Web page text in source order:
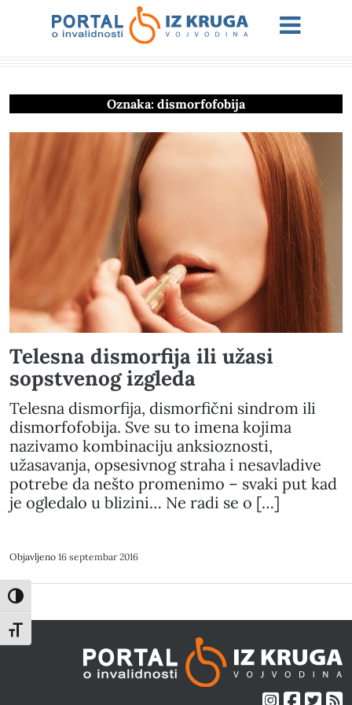
Toggle High Contrast
Toggle Font size
Oznaka: dismorfofobija
Telesna dismorfija ili užasi
sopstvenog izgleda
Telesna dismorfija, dismorfični sindrom ili
dismorfofobija. Sve su to imena kojima
nazivamo kombinaciju anksioznosti,
užasavanja, opsesivnog straha i nesavladive
potrebe da nešto promenimo – svaki put kad
je ogledalo u blizini… Ne radi se o […]
Objavljeno 16 septembar 2016